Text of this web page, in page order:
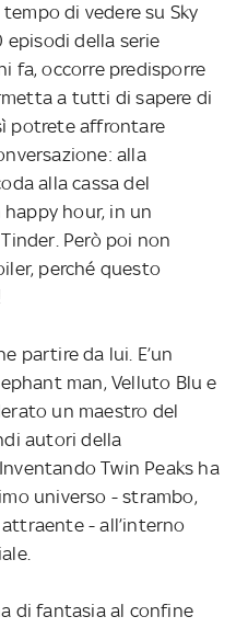
di vedere su Sky
della serie
fa, occorre predisporre
a tutti di sapere di
potrete affrontare
alla
alla cassa del
hour, in un
Però poi non
perché questo
partire da lui. E’un
man, Velluto Blu e
un maestro del
autori della
Twin Peaks ha
universo - strambo,
- all’interno
di fantasia al confine